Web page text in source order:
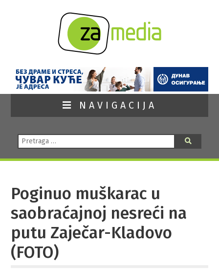
NAVIGACIJA
Pretraga:
Poginuo muškarac u
saobraćajnoj nesreći na
putu Zaječar-Kladovo
(FOTO)